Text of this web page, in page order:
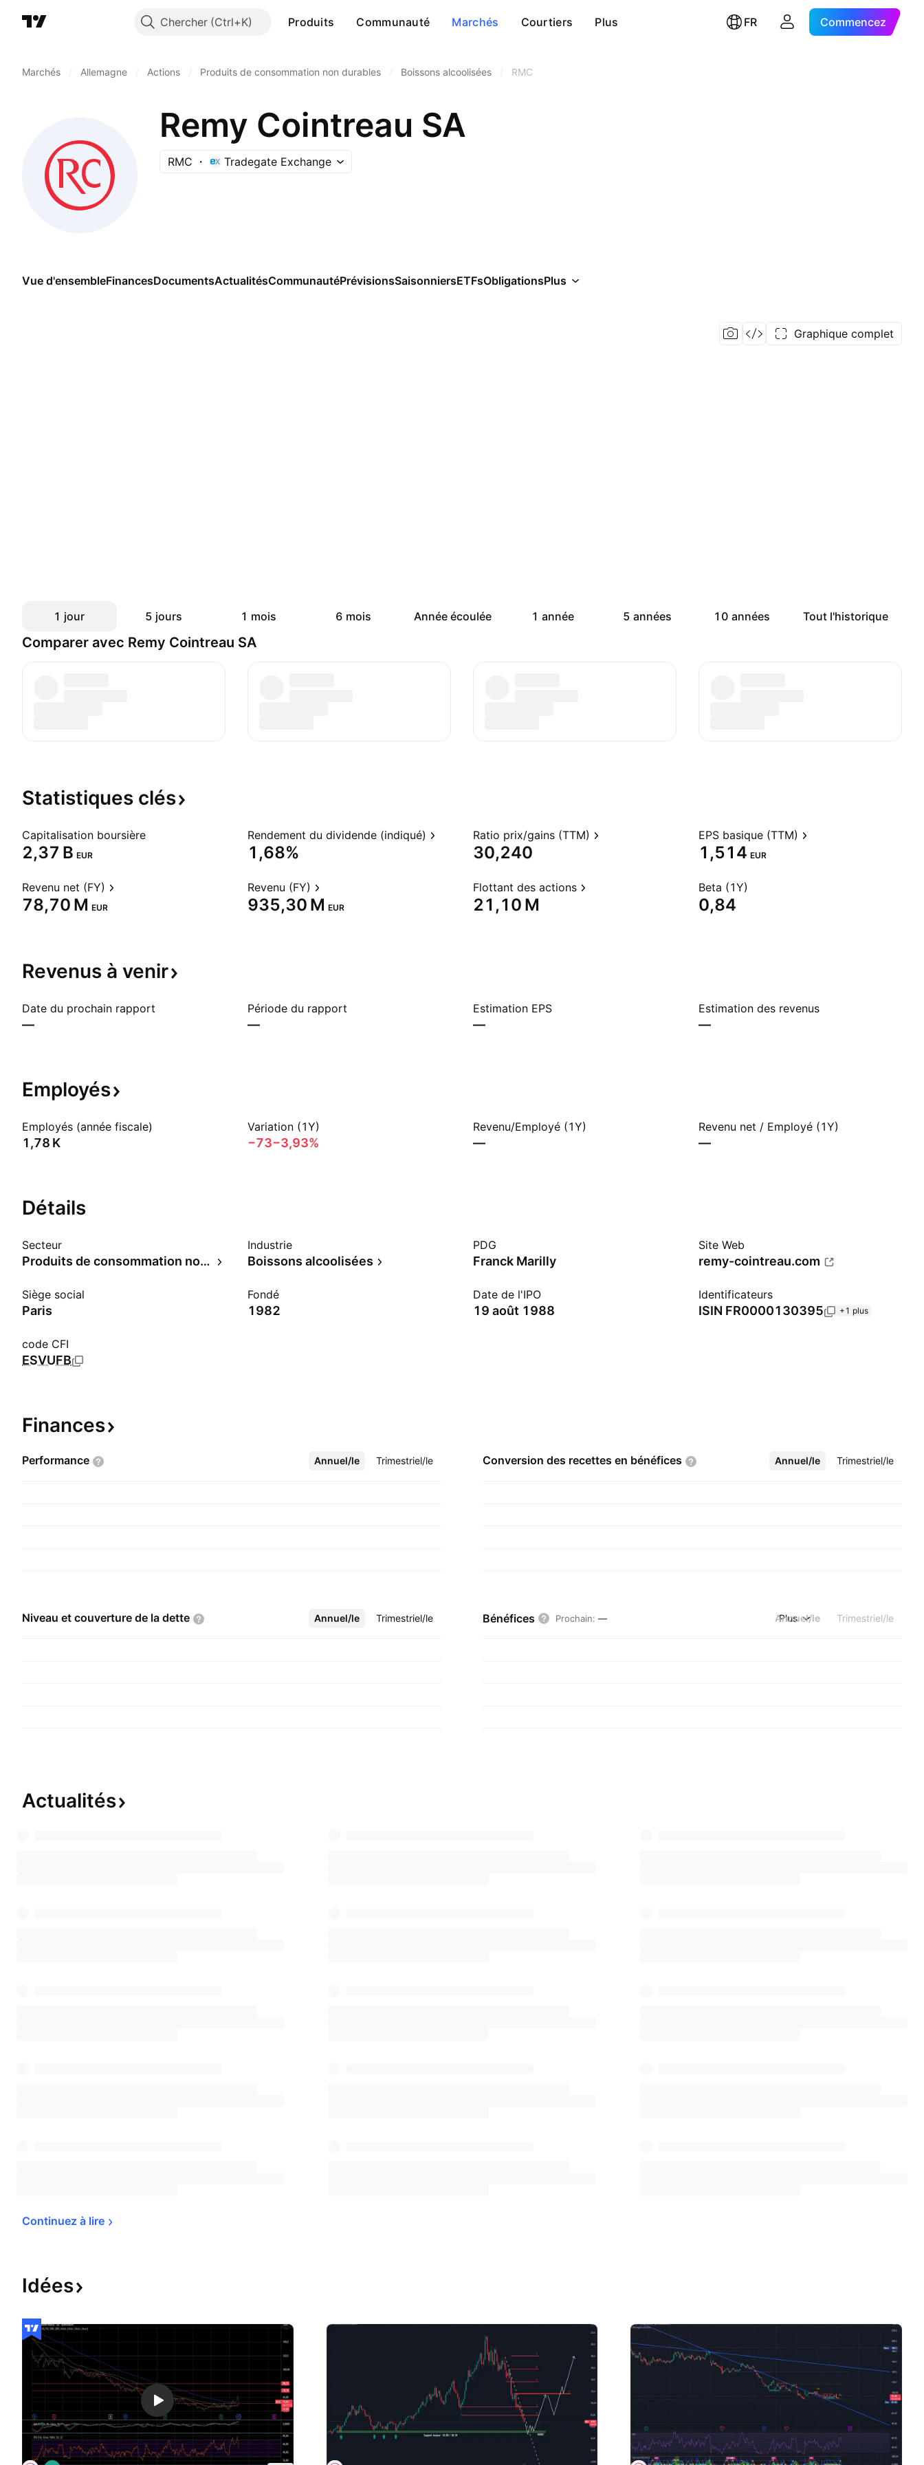
Chercher Produits Communauté Marchés Courtiers Plus FR Commencez
Marchés Allemagne Actions Produits de consommation non durables Boissons alcoolisées RMC
Remy Cointreau SA
RMC Tradegate Exchange
Vue d'ensembleFinancesDocumentsActualitésCommunautéPrévisionsSaisonniersETFsObligationsPlus
Graphique complet
1 jour 5 jours 1 mois 6 mois Année écoulée 1 année 5 années 10 années Tout l'historique
Comparer avec Remy Cointreau SA
Statistiques clés
Capitalisation boursière
‪2,37 B‬ EUR
Rendement du dividende (indiqué)
1,68%
Ratio prix/gains (TTM)
30,240
EPS basique (TTM)
1,514 EUR
Revenu net (FY)
‪78,70 M‬ EUR
Revenu (FY)
‪935,30 M‬ EUR
Flottant des actions
‪21,10 M‬
Beta (1Y)
0,84
Revenus à venir
Date du prochain rapport
—
Période du rapport
—
Estimation EPS
—
Estimation des revenus
—
Employés
Employés (année fiscale)
‪1,78 K‬
Variation (1Y)
−73−3,93%
Revenu/Employé (1Y)
—
Revenu net / Employé (1Y)
—
Détails
Secteur
Produits de consommation non durables
Industrie
Boissons alcoolisées
PDG
Franck Marilly
Site Web
remy-cointreau.com
Siège social
Paris
Fondé
1982
Date de l'IPO
19 août 1988
Identificateurs
ISIN FR0000130395 +1 plus
code CFI
ESVUFB
Finances
Performance Annuel/le Trimestriel/le
Plus Conversion des recettes en bénéfices Annuel/le Trimestriel/le
Plus
Niveau et couverture de la dette Annuel/le Trimestriel/le
Plus Bénéfices Prochain: — Annuel/le Trimestriel/le
Plus
Actualités
Continuez à lire
Idées